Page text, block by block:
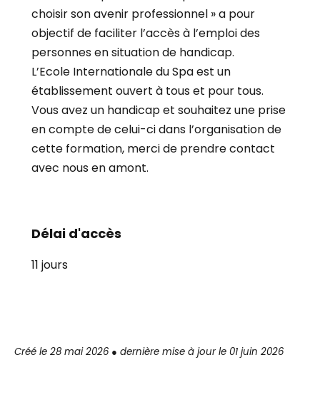
choisir son avenir professionnel » a pour
objectif de faciliter l’accès à l’emploi des
personnes en situation de handicap.
L’Ecole Internationale du Spa est un
établissement ouvert à tous et pour tous.
Vous avez un handicap et souhaitez une prise
en compte de celui-ci dans l’organisation de
cette formation, merci de prendre contact
avec nous en amont.
Délai d'accès
11 jours
Créé le 28 mai 2026 ● dernière mise à jour le 01 juin 2026